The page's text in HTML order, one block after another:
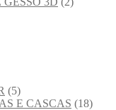
(5)
E CASCAS (18)